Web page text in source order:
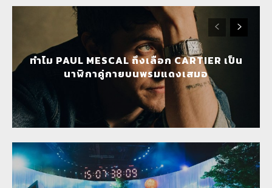
ทำไม PAUL MESCAL ถึงเลือก CARTIER เป็น
นาฬิกาคู่กายบนพรมแดงเสมอ